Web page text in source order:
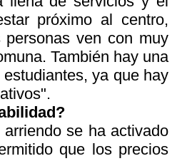
próximo al centro,
ven con muy
También hay una
ya que hay
se ha activado
que los precios